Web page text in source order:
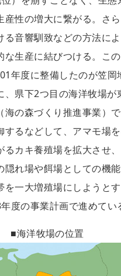
産性の増大に繋がる。さ
る音響馴致などの方法に
な生産に結びつける。こ
年度に整備したのが笠岡
、県下2つ目の海洋牧場が
海の森づくり推進事業）
するなどして、アマモ場
るカキ養殖場を拡大させ
隠れ場や餌場としての機
を一大増殖場にしようと
度の事業計画で進めてい
■海洋牧場の位置